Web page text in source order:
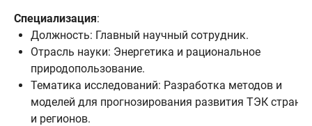
Специализация:
Должность: Главный научный сотрудник.
Отрасль науки: Энергетика и рациональное
природопользование.
Тематика исследований: Разработка методов и
моделей для прогнозирования развития ТЭК страны
и регионов.